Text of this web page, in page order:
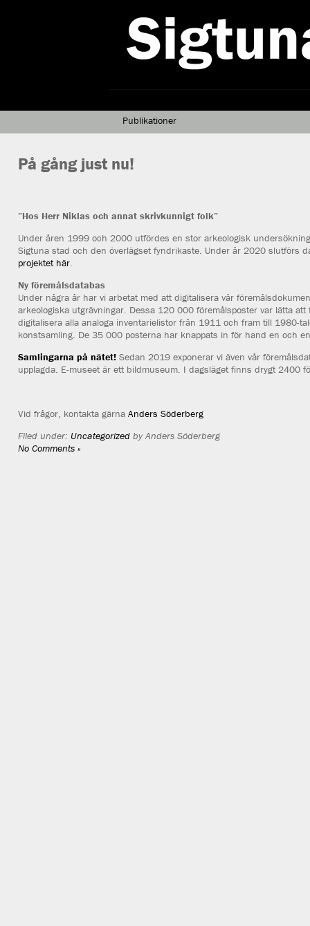
Publikationer
På gång just nu!
”Hos Herr Niklas och annat skrivkunnigt folk”
Under åren 1999 och 2000 utfördes en stor arkeologisk
Sigtuna stad och den överlägset fyndrikaste. Under år 2020 slutförs
projektet här.
Ny föremålsdatabas
Under några år har vi arbetat med att digitalisera vår
arkeologiska utgrävningar. Dessa 120 000 föremålsposter var lätta
digitalisera alla analoga inventarielistor från 1911 och fram till 1980-
konstsamling. De 35 000 posterna har knappats in för hand en och
Samlingarna på nätet! Sedan 2019 exponerar vi även vår
upplagda. E-museet är ett bildmuseum. I dagsläget finns drygt 2400
Vid frågor, kontakta gärna Anders Söderberg
Filed under: Uncategorizedby Anders Söderberg
No Comments »